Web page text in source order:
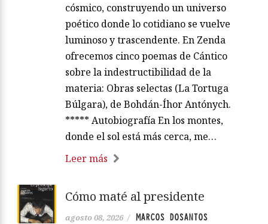
cósmico, construyendo un universo
poético donde lo cotidiano se vuelve
luminoso y trascendente. En Zenda
ofrecemos cinco poemas de Cántico
sobre la indestructibilidad de la
materia: Obras selectas (La Tortuga
Búlgara), de Bohdán-Íhor Antónych.
***** Autobiografía En los montes,
donde el sol está más cerca, me…
Leer más
Cómo maté al presidente
agosto 08, 2026 / MARCOS DOSANTOS